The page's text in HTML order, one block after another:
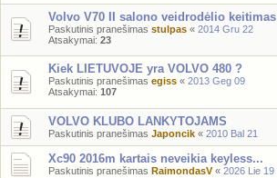
Volvo V70 II salono veidrodėlio keitimas
Paskutinis pranešimas stulpas « 2014 Gru 22
Atsakymai: 23
Kiek LIETUVOJE yra VOLVO 480 ?
Paskutinis pranešimas egiss « 2013 Geg 09
Atsakymai: 107
VOLVO KLUBO LANKYTOJAMS
Paskutinis pranešimas Japoncik « 2010 Bal 21
Xc90 2016m kartais neveikia keyless...
Paskutinis pranešimas RaimondasV« 2026 Lie 19